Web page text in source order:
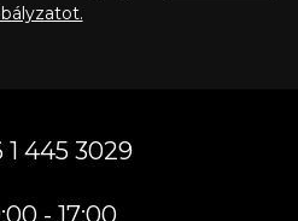
1 445 3029
- 17:00